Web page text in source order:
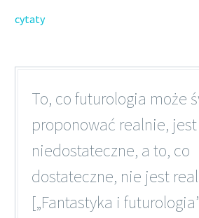
cytaty
To, co futurologia może
proponować realnie, jest
niedostateczne, a to, co
dostateczne, nie jest
[„Fantastyka i